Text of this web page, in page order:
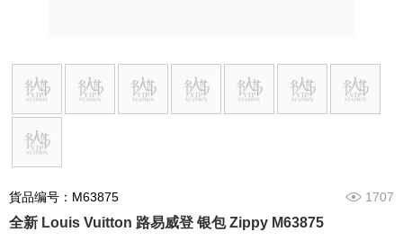
貨品编号：M63875 1707
全新 Louis Vuitton 路易威登 银包 Zippy M63875